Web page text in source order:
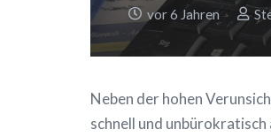
vor 6 Jahren
Neben der hohen
schnell und